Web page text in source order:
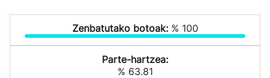
Zenbatutako botoak: % 100
Parte-hartzea:
% 63.81